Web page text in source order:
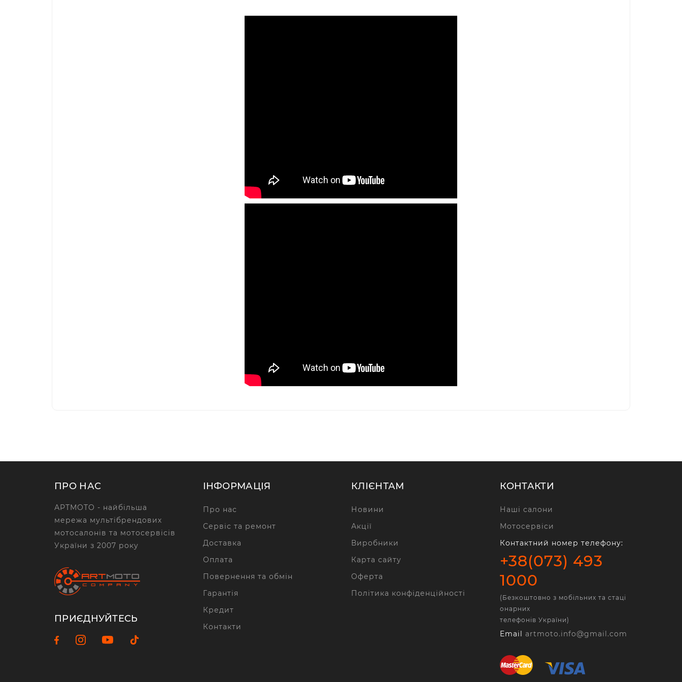
ПРО НАС
АРТМОТО - найбільша
мережа мультібрендових
мотосалонів та мотосервісів
України з 2007 року
ПРИЄДНУЙТЕСЬ
ІНФОРМАЦІЯ
Про нас
Сервіс та ремонт
Доставка
Оплата
Повернення та обмін
Гарантія
Кредит
Контакти
КЛІЄНТАМ
Новини
Акції
Виробники
Карта сайту
Оферта
Політика конфіденційності
КОНТАКТИ
Наші салони
Мотосервіси
Контактний номер телефону:
+38(073) 493
1000
(Безкоштовно з мобільних та стаці
онарних
телефонів України)
Email artmoto.info@gmail.com